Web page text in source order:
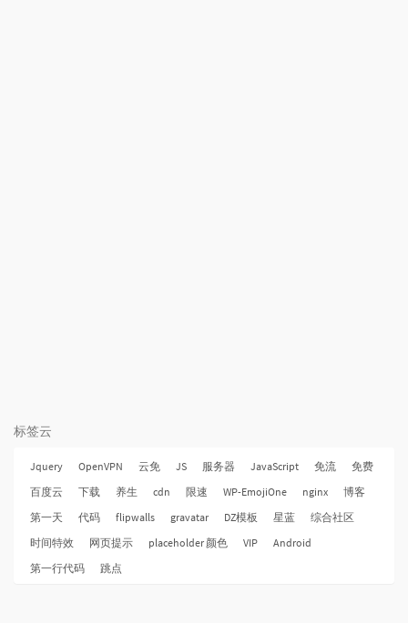
标签云
Jquery OpenVPN 云免 JS 服务器 JavaScript 免流
免费
百度云
下载 养生 cdn 限速 WP-EmojiOne nginx
博客
第一天
代码 flipwalls gravatar DZ模板 星蓝
综合社区
时间特效
网页提示 placeholder 颜色 VIP
Android
第一行代码
跳点